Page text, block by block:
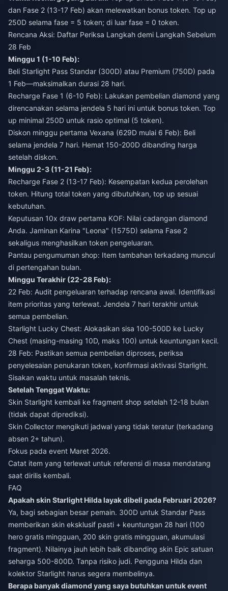
dan Fase 2 (13-17 Feb) akan melewatkan bonus token. Top up
250D selama fase = 5 token; di luar fase = 0 token.
Rencana Aksi: Daftar Periksa Langkah demi Langkah Sebelum
28 Feb
Minggu 1 (1-10 Feb):
Beli Starlight Pass Standar (300D) atau Premium (750D) pada
1 Feb—maksimalkan durasi 28 hari.
Recharge Fase 1 (6-10 Feb): Lakukan pembelian diamond yang
direncanakan selama jendela 5 hari ini untuk bonus token. Top
up minimal 250D untuk rasio optimal (5 token).
Diskon minggu pertama Vexana (629D mulai 6 Feb): Beli
selama jendela 7 hari. Hemat 150-200D dibanding harga
setelah diskon.
Minggu 2-3 (11-21 Feb):
Recharge Fase 2 (13-17 Feb): Kesempatan kedua perolehan
token. Hitung total token yang dibutuhkan, top up sesuai
kebutuhan.
Keputusan 10x draw pertama KOF: Nilai cadangan diamond
Anda. Jaminan Karina "Leona" (1575D) selama Fase 2
sekaligus menghasilkan token pengeluaran.
Pantau pengumuman shop: Item tambahan terkadang muncul
di pertengahan bulan.
Minggu Terakhir (22-28 Feb):
22 Feb: Audit pengeluaran terhadap rencana awal. Identifikasi
item prioritas yang terlewat. Jendela 7 hari terakhir untuk
semua pembelian.
Starlight Lucky Chest: Alokasikan sisa 100-500D ke Lucky
Chest (masing-masing 10D, maks 100) untuk keuntungan kecil.
28 Feb: Pastikan semua pembelian diproses, periksa
penyelesaian penukaran token, konfirmasi aktivasi Starlight.
Sisakan waktu untuk masalah teknis.
Setelah Tenggat Waktu:
Skin Starlight kembali ke fragment shop setelah 12-18 bulan
(tidak dapat diprediksi).
Skin Collector mengikuti jadwal yang tidak teratur (terkadang
absen 2+ tahun).
Fokus pada event Maret 2026.
Catat item yang terlewat untuk referensi di masa mendatang
saat dirilis kembali.
FAQ
Apakah skin Starlight Hilda layak dibeli pada Februari 2026?
Ya, bagi sebagian besar pemain. 300D untuk Standar Pass
memberikan skin eksklusif pasti + keuntungan 28 hari (100
hero gratis mingguan, 200 skin gratis mingguan, akumulasi
fragment). Nilainya jauh lebih baik dibanding skin Epic satuan
seharga 500-800D. Tanpa risiko judi. Pengguna Hilda dan
kolektor Starlight harus segera membelinya.
Berapa banyak diamond yang saya butuhkan untuk event